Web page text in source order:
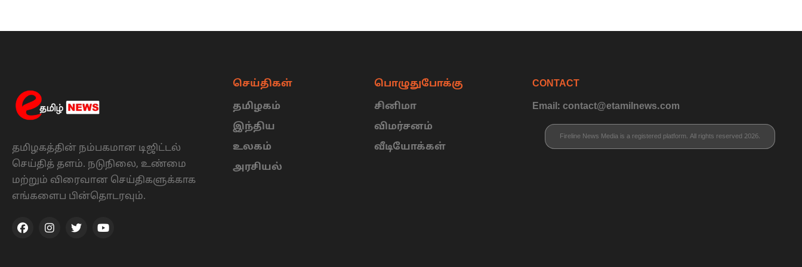
தமிழகத்தின் நம்பகமான டிஜிட்டல்
செய்தித் தளம். நடுநிலை, உண்மை
மற்றும் விரைவான செய்திகளுக்காக
எங்களைப பின்தொடரவும்.
செய்திகள்
தமிழகம்
இந்திய
உலகம்
அரசியல்
பொழுதுபோக்கு
சினிமா
விமர்சனம்
வீடியோக்கள்
CONTACT
Email: contact@etamilnews.com
Fireline News Media is a registered platform. All rights reserved 2026.